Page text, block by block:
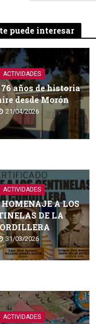
puede interesar
ACTIVIDADES
76 años de historia
desde Morón
21/04/2026
ACTIVIDADES
A LOS
DE LA
31/03/2026
ACTIVIDADES